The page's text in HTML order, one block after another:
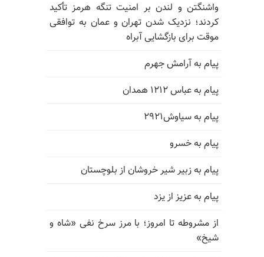
واشنگتن و لندن بر امنیت تنگه هرمز تأکید
کردند؛ نزدیک شدن تهران و عمان به توافقی
موقت برای بازگشایی آبراه
پیام به آرامش جهرم
پیام به عباس ۱۲۱۲ همدان
پیام به سیاوش۲۹۲۱
پیام به خسرو
پیام به زبیر شیر خروشان از بلوچستان
پیام به عزیز از یزد
از مشروطه تا امروز؛ با مرز سرخ نفی «شاه و
شیخ»